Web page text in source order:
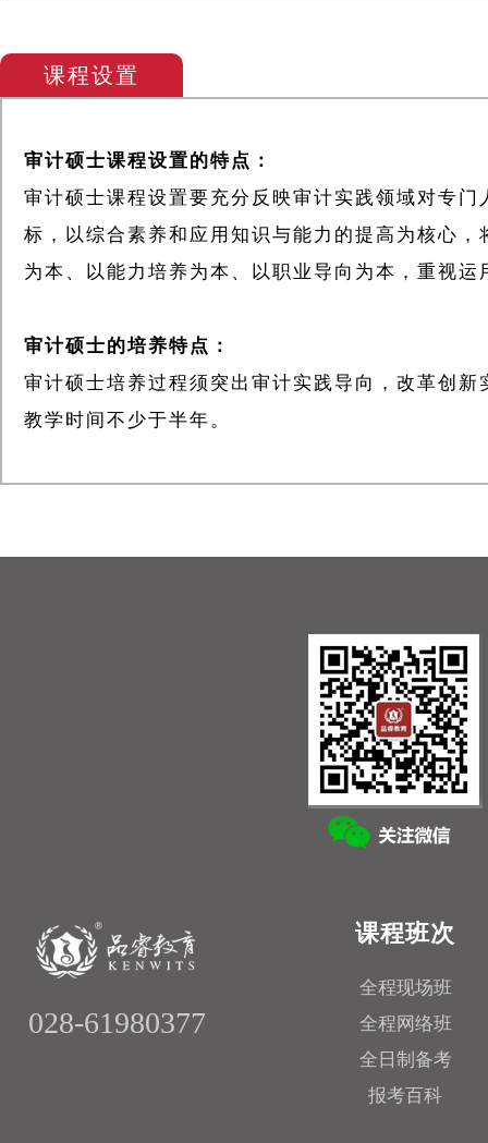
课程设置
审计硕士课程设置的特点：
审计硕士课程设置要充分反映审计实践领域对专
标，以综合素养和应用知识与能力的提高为核心
为本、以能力培养为本、以职业导向为本，重视
审计硕士的培养特点：
审计硕士培养过程须突出审计实践导向，改革创
教学时间不少于半年。
028-61980377
课程班次
全程现场班
全程网络班
全日制备考
报考百科